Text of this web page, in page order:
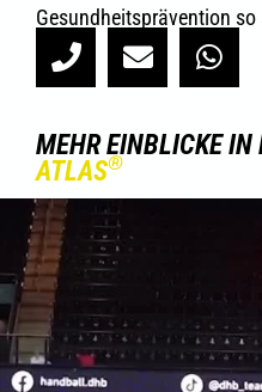
Gesundheitsprävention
MEHR EINBLICKE IN
ATLAS®